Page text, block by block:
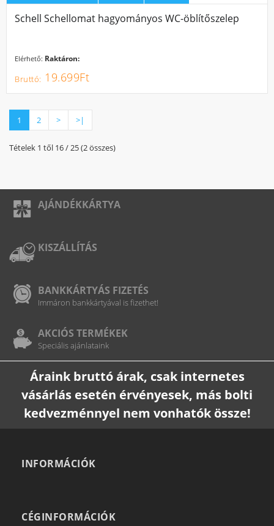
Schell Schellomat hagyományos WC-öblítőszelep
Elérhető: Raktáron:
19.699Ft
1 2 > >|
Tételek 1 től 16 / 25 (2 összes)
AJÁNDÉKKÁRTYA
KISZÁLLÍTÁS
BANKKÁRTYÁS FIZETÉS
Immáron bankkártyával is fizethet!
AKCIÓS TERMÉKEK
Speciális ajánlataink
Áraink bruttó árak, csak internetes
vásárlás esetén érvényesek, más bolti
kedvezménnyel nem vonhatók össze!
INFORMÁCIÓK
CÉGINFORMÁCIÓK